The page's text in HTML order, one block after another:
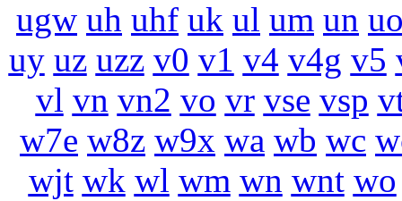
ugw uh uhf uk ul um un
uy uz uzz v0 v1 v4 v4g v5
vl vn vn2 vo vr vse vsp
w7e w8z w9x wa wb wc
wjt wk wl wm wn wnt wo